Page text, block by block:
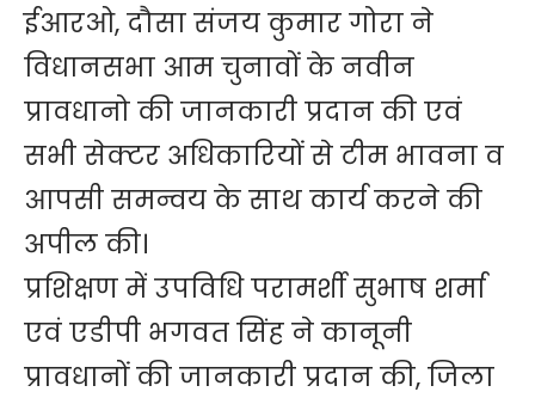
ईआरओ, दौसा संजय कुमार गोरा ने
विधानसभा आम चुनावों के नवीन
प्रावधानो की जानकारी प्रदान की एवं
सभी सेक्टर अधिकारियों से टीम भावना व
आपसी समन्वय के साथ कार्य करने की
अपील की।
प्रशिक्षण में उपविधि परामर्शी सुभाष शर्मा
एवं एडीपी भगवत सिंह ने कानूनी
प्रावधानों की जानकारी प्रदान की, जिला